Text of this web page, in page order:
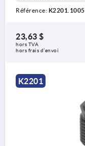
Référence: K2201.1005
23,63 $
hors TVA
hors frais d’envoi
K2201